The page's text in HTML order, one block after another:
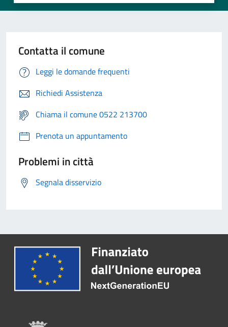
Contatta il comune
Leggi le domande frequenti
Richiedi Assistenza
Chiama il comune 0522 213700
Prenota un appuntamento
Problemi in città
Segnala disservizio